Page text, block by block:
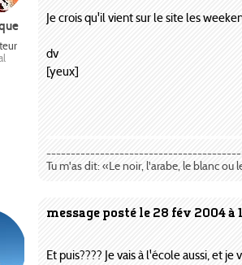
Je crois qu'il vient sur le site les
dv
[yeux]
Tu m'as dit: «Le noir, l'arabe, le blanc
message posté le 28 fév 2004 à
Et puis???? Je vais à l'école aussi, et